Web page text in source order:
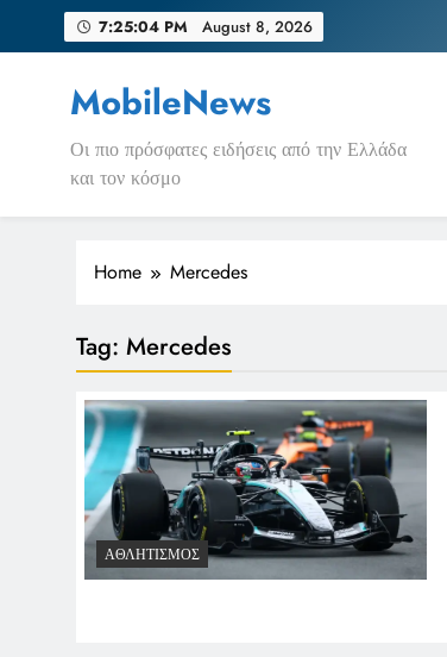
7:25:04 PM August 8, 2026
MobileNews
Οι πιο πρόσφατες ειδήσεις από την Ελλάδα
και τον κόσμο
Home Mercedes
Tag: Mercedes
ΑΘΛΗΤΙΣΜΌΣ